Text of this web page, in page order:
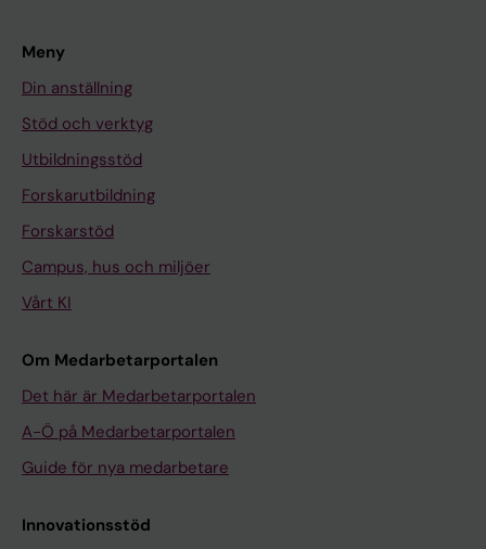
Meny
Din anställning
Stöd och verktyg
Utbildningsstöd
Forskarutbildning
Forskarstöd
Campus, hus och miljöer
Vårt KI
Om Medarbetarportalen
Det här är Medarbetarportalen
A-Ö på Medarbetarportalen
Guide för nya medarbetare
Innovationsstöd